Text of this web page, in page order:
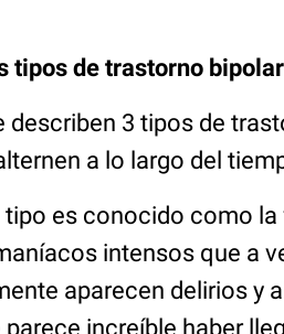
tipos de trastorno
describen 3 tipos de
a lo largo del
tipo es conocido como
intensos que a
aparecen delirios y
parece increíble haber